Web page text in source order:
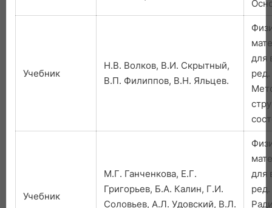
Учебник
Н.В. Волков, В.И. Скрытный,
В.П. Филиппов, В.Н. Яльцев.
для
Учебник
М.Г. Ганченкова, Е.Г.
Григорьев, Б.А. Калин, Г.И.
Соловьев, А.Л. Удовский, В.Л.
для